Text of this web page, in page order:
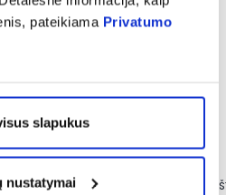
pateikiama Privatumo
slapukus
nustatymai
INGENCARE